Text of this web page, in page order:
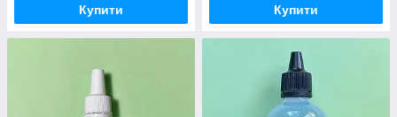
Купити Купити